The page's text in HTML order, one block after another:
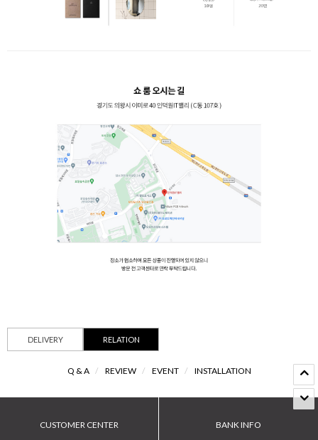
DELIVERY RELATION
Q & A / REVIEW / EVENT / INSTALLATION
CUSTOMER CENTER BANK INFO